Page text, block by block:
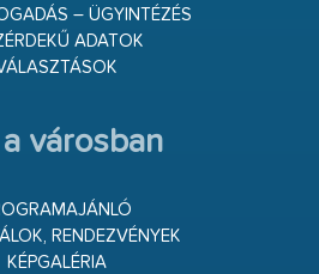
– ÜGYINTÉZÉS
ADATOK
városban
RENDEZVÉNYEK
KÉPGALÉRIA